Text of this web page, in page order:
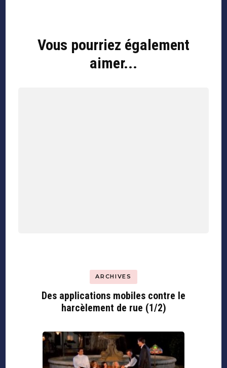
Vous pourriez également
aimer...
ARCHIVES
Des applications mobiles contre le
harcèlement de rue (1/2)